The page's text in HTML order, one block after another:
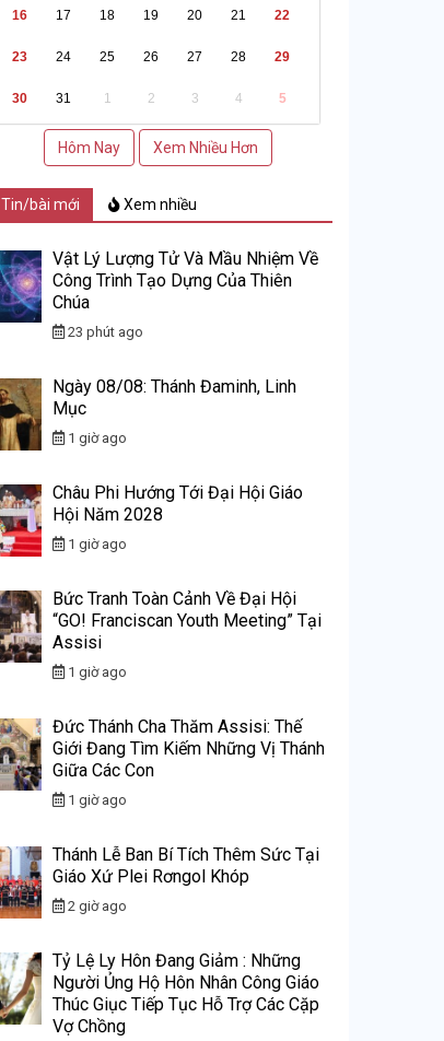
16 17 18 19 20 21 22
23 24 25 26 27 28 29
30 31 1 2 3 4 5
Hôm Nay Xem Nhiều Hơn
Tin/bài mới Xem nhiều
Vật Lý Lượng Tử Và Mầu Nhiệm Về
Công Trình Tạo Dựng Của Thiên
Chúa
23 phút ago
Ngày 08/08: Thánh Đaminh, Linh
Mục
1 giờ ago
Châu Phi Hướng Tới Đại Hội Giáo
Hội Năm 2028
1 giờ ago
Bức Tranh Toàn Cảnh Về Đại Hội
“GO! Franciscan Youth Meeting” Tại
Assisi
1 giờ ago
Đức Thánh Cha Thăm Assisi: Thế
Giới Đang Tìm Kiếm Những Vị Thánh
Giữa Các Con
1 giờ ago
Thánh Lễ Ban Bí Tích Thêm Sức Tại
Giáo Xứ Plei Rơngol Khóp
2 giờ ago
Tỷ Lệ Ly Hôn Đang Giảm : Những
Người Ủng Hộ Hôn Nhân Công Giáo
Thúc Giục Tiếp Tục Hỗ Trợ Các Cặp
Vợ Chồng